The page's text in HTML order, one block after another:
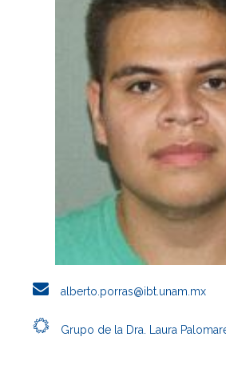
alberto.porras@ibt.unam.mx
Grupo de la Dra. Laura